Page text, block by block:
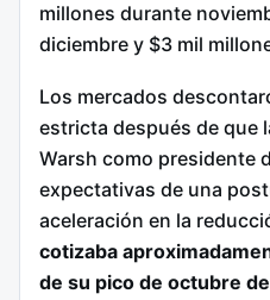
millones durante
diciembre y $3 mil
Los mercados
estricta después de que
Warsh como presidente
expectativas de una
aceleración en la
cotizaba
de su pico de octubre